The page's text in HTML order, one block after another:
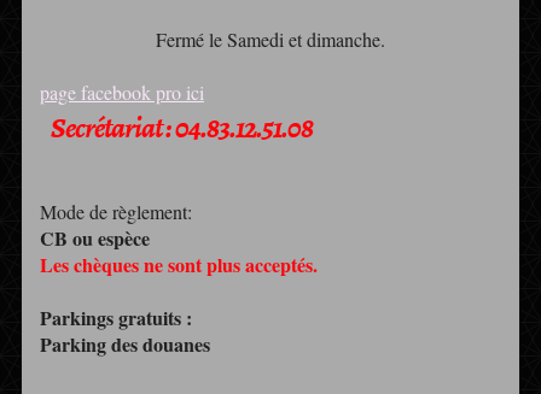
Fermé le Samedi et dimanche.
page facebook pro ici
Secrétariat : 04.83.12.51.08
Mode de règlement:
CB ou espèce
Les chèques ne sont plus acceptés.
Parkings gratuits :
Parking des douanes